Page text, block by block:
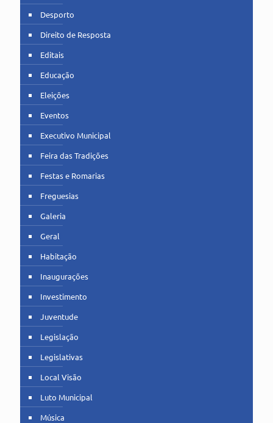
Desporto
Direito de Resposta
Editais
Educação
Eleições
Eventos
Executivo Municipal
Feira das Tradições
Festas e Romarias
Freguesias
Galeria
Geral
Habitação
Inaugurações
Investimento
Juventude
Legislação
Legislativas
Local Visão
Luto Municipal
Música